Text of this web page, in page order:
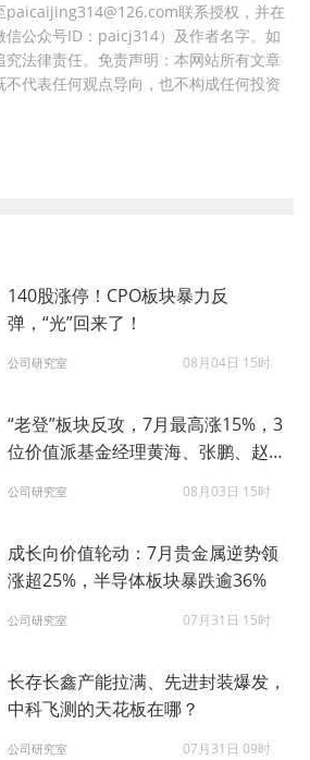
paicaijing314@126.com联系授权，并在
信公众号ID：paicj314）及作者名字。如
法律责任。免责声明：本网站所有文章
代表任何观点导向，也不构成任何投资
140股涨停！CPO板块暴力反
弹，“光”回来了！
公司研究室 08月04日 15时
“老登”板块反攻，7月最高涨15%，3
位价值派基金经理黄海、张鹏、赵鹏
公司研究室 08月03日 15时
成长向价值轮动：7月贵金属逆势领
涨超25%，半导体板块暴跌逾36%
公司研究室 07月31日 15时
长存长鑫产能拉满、先进封装爆发，
中科飞测的天花板在哪？
公司研究室 07月31日 09时